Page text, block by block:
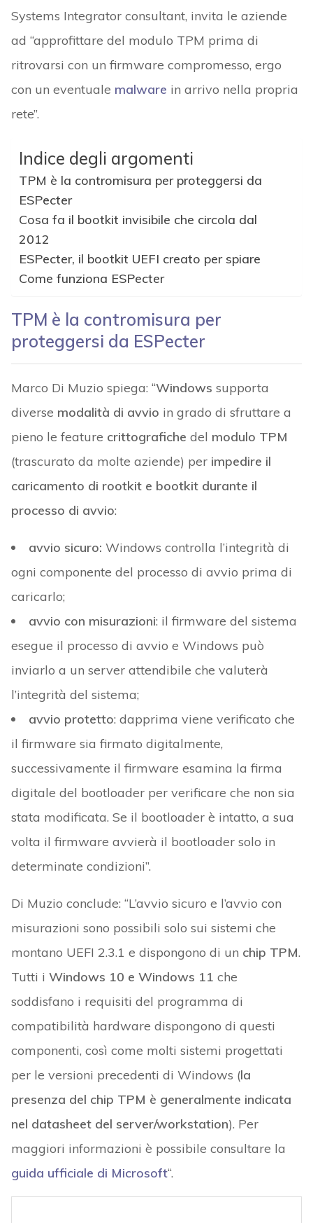
Systems Integrator consultant, invita le aziende
ad “approfittare del modulo TPM prima di
ritrovarsi con un firmware compromesso, ergo
con un eventuale malware in arrivo nella propria
rete”.
Indice degli argomenti
TPM è la contromisura per proteggersi da
ESPecter
Cosa fa il bootkit invisibile che circola dal
2012
ESPecter, il bootkit UEFI creato per spiare
Come funziona ESPecter
TPM è la contromisura per
proteggersi da ESPecter
Marco Di Muzio spiega: “Windows supporta
diverse modalità di avvio in grado di sfruttare a
pieno le feature crittografiche del modulo TPM
(trascurato da molte aziende) per impedire il
caricamento di rootkit e bootkit durante il
processo di avvio:
avvio sicuro: Windows controlla l’integrità di
ogni componente del processo di avvio prima di
caricarlo;
avvio con misurazioni: il firmware del sistema
esegue il processo di avvio e Windows può
inviarlo a un server attendibile che valuterà
l’integrità del sistema;
avvio protetto: dapprima viene verificato che
il firmware sia firmato digitalmente,
successivamente il firmware esamina la firma
digitale del bootloader per verificare che non sia
stata modificata. Se il bootloader è intatto, a sua
volta il firmware avvierà il bootloader solo in
determinate condizioni”.
Di Muzio conclude: “L’avvio sicuro e l’avvio con
misurazioni sono possibili solo sui sistemi che
montano UEFI 2.3.1 e dispongono di un chip TPM.
Tutti i Windows 10 e Windows 11 che
soddisfano i requisiti del programma di
compatibilità hardware dispongono di questi
componenti, così come molti sistemi progettati
per le versioni precedenti di Windows (la
presenza del chip TPM è generalmente indicata
nel datasheet del server/workstation). Per
maggiori informazioni è possibile consultare la
guida ufficiale di Microsoft“.